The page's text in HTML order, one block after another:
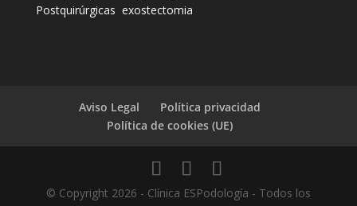
Postquirúrgicas exostectomia
Aviso Legal
Política privacidad
Política de cookies (UE)
© Copyright 2026 - Clínica ESPodología - Todos los